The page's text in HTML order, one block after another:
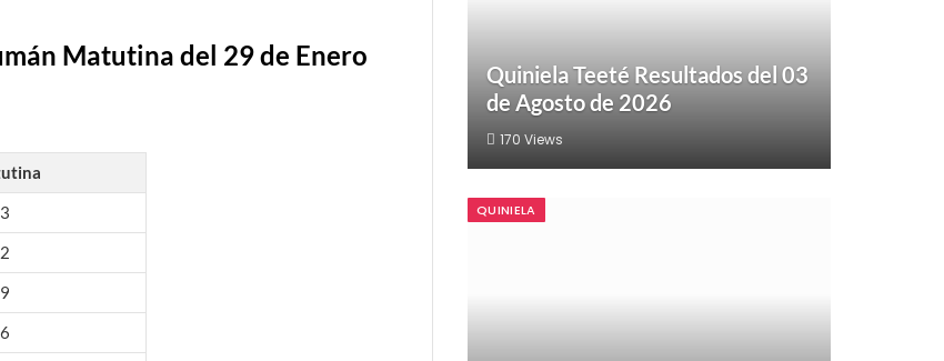
Matutina del 29 de Enero
Quiniela Teeté Resultados del 03
de Agosto de 2026
170 Views
QUINIELA